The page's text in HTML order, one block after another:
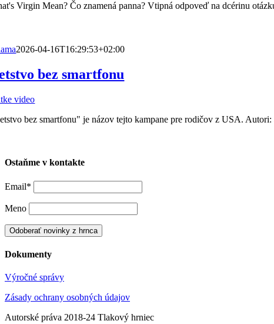
Virgin Mean? Čo znamená panna? Vtipná odpoveď na dcérinu
2026-04-16T16:29:53+02:00
bez smartfonu
video
bez smartfonu" je názov tejto kampane pre rodičov z USA. Autori:
Ostaňme v kontakte
Email*
Meno
Dokumenty
Výročné správy
Zásady ochrany osobných údajov
Autorské práva 2018-24 Tlakový hrniec